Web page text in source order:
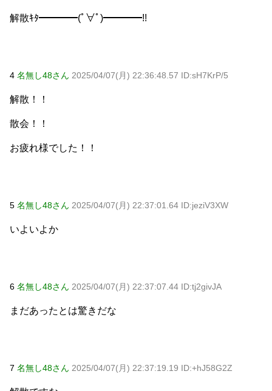
解散ｷﾀ━━━━(ﾟ∀ﾟ)━━━━!!
4 名無し48さん 2025/04/07(月) 22:36:48.57 ID:sH7KrP/5
解散！！
散会！！
お疲れ様でした！！
5 名無し48さん 2025/04/07(月) 22:37:01.64 ID:jeziV3XW
いよいよか
6 名無し48さん 2025/04/07(月) 22:37:07.44 ID:tj2givJA
まだあったとは驚きだな
7 名無し48さん 2025/04/07(月) 22:37:19.19 ID:+hJ58G2Z